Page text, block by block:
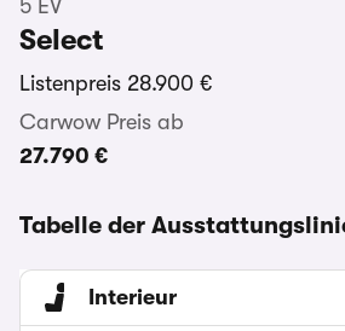
5 EV
Select
Listenpreis 28.900 €
Carwow Preis ab
27.790 €
Tabelle der
Interieur